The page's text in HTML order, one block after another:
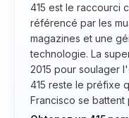
415 est le raccourci
référencé par les
magazines et une
technologie. La
2015 pour soulager
415 reste le préfixe
Francisco se